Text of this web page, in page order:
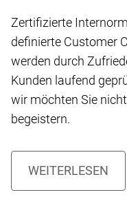
Zertifizierte
definierte Customer
werden durch
Kunden laufend
wir möchten Sie
begeistern.